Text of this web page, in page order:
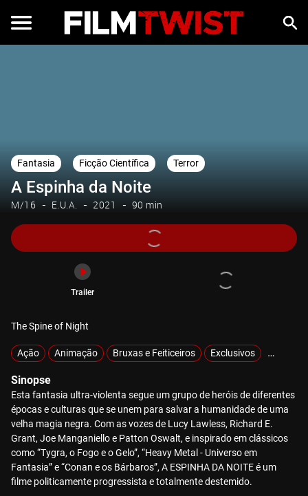
Fantasia Ficção Científica Terror
A Espinha da Noite
M/16 E.U.A. 2021 90 min
Trailer
The Spine of Night
Ação Animação Bruxas e Feiticeiros Exclusivos Gore
Sinopse
Esta fantasia ultra-violenta segue um grupo de heróis de diferentes
épocas e culturas que se unem para salvar a humanidade de uma
velha magia negra. Com as vozes de Lucy Lawless, Richard E.
Grant, Joe Manganiello e Patton Oswalt, e inspirado em clássicos
como “Tygra, o Fogo e o Gelo”, “Heavy Metal - Universo em
Fantasia” e “Conan e os Bárbaros”, A ESPINHA DA NOITE é um
filme politicamente progressista e totalmente destemido.